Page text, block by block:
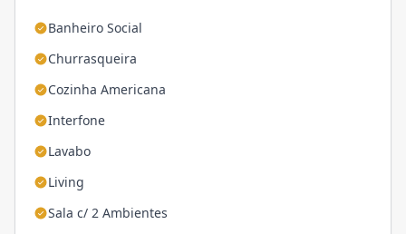
Banheiro Social
Churrasqueira
Cozinha Americana
Interfone
Lavabo
Living
Sala c/ 2 Ambientes